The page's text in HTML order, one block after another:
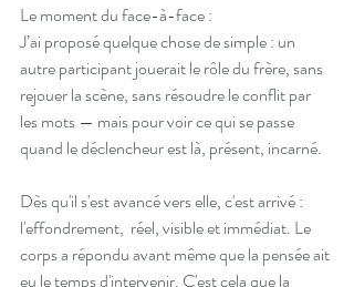
Le moment du face-à-face :
J’ai proposé quelque chose de simple : un
autre participant jouerait le rôle du frère, sans
rejouer la scène, sans résoudre le conflit par
les mots — mais pour voir ce qui se passe
quand le déclencheur est là, présent, incarné.
Dès qu'il s'est avancé vers elle, c'est arrivé :
l'effondrement,  réel, visible et immédiat. Le
corps a répondu avant même que la pensée ait
eu le temps d'intervenir. C'est cela que la